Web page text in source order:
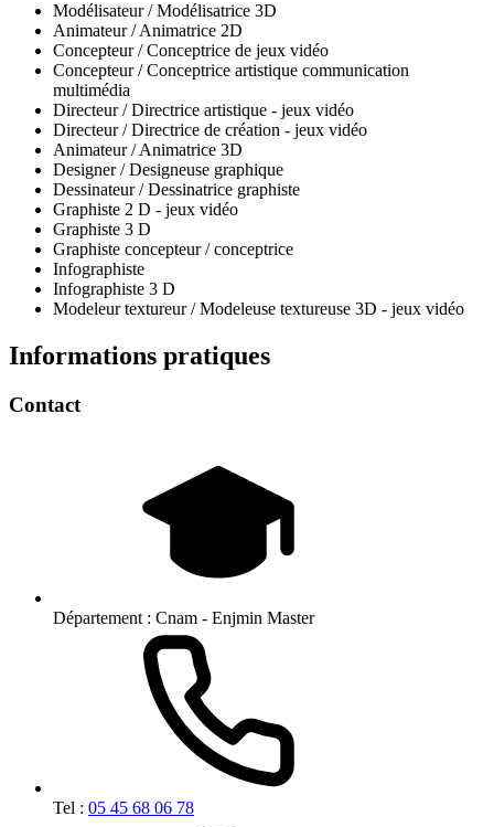
Modélisateur / Modélisatrice 3D
Animateur / Animatrice 2D
Concepteur / Conceptrice de jeux vidéo
Concepteur / Conceptrice artistique communication
multimédia
Directeur / Directrice artistique - jeux vidéo
Directeur / Directrice de création - jeux vidéo
Animateur / Animatrice 3D
Designer / Designeuse graphique
Dessinateur / Dessinatrice graphiste
Graphiste 2 D - jeux vidéo
Graphiste 3 D
Graphiste concepteur / conceptrice
Infographiste
Infographiste 3 D
Modeleur textureur / Modeleuse textureuse 3D - jeux vidéo
Informations pratiques
Contact
Département : Cnam - Enjmin Master
Tel : 05 45 68 06 78